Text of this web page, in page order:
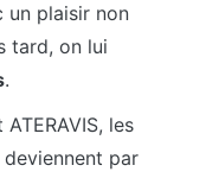
un plaisir non
tard, on lui
.
les
par